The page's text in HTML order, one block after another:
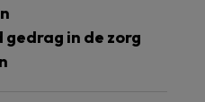
in de zorg